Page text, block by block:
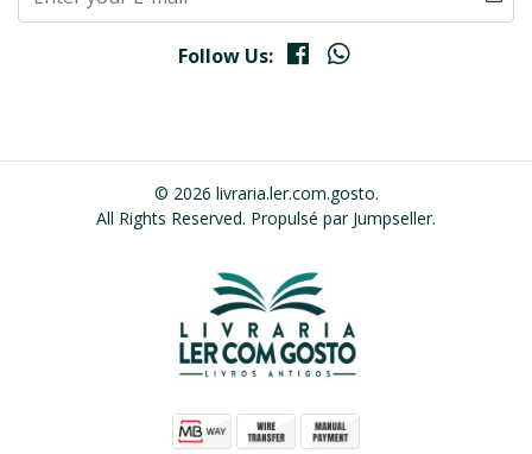
Follow Us:
© 2026 livraria.ler.com.gosto.
All Rights Reserved. Propulsé par Jumpseller.